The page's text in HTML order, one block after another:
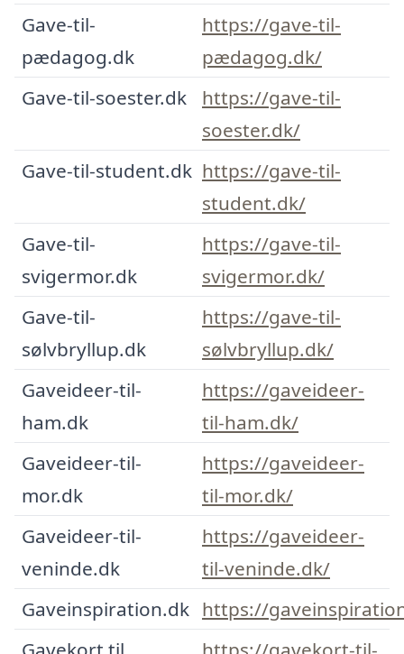
Gave-til-
pædagog.dk
https://gave-til-
pædagog.dk/
Gave-til-soester.dk
https://gave-til-
soester.dk/
Gave-til-student.dk https://gave-til-
student.dk/
Gave-til-
svigermor.dk
https://gave-til-
svigermor.dk/
Gave-til-
sølvbryllup.dk
https://gave-til-
sølvbryllup.dk/
Gaveideer-til-
ham.dk
https://gaveideer-
til-ham.dk/
Gaveideer-til-
mor.dk
https://gaveideer-
til-mor.dk/
Gaveideer-til-
veninde.dk
https://gaveideer-
til-veninde.dk/
Gaveinspiration.dk https://